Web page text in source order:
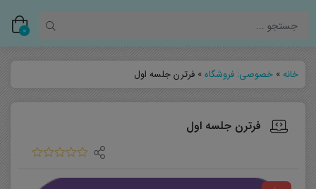
0
خانه» خصوصی: فروشگاه» فرترن جلسه اول
فرترن جلسه اول